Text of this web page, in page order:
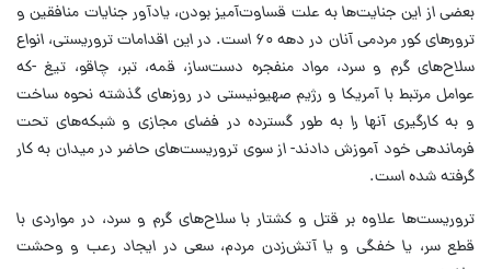
بعضی از این جنایت‌ها به علت قساوت‌آمیز بودن، یادآور جنایات منافقین و
ترورهای کور مردمی آنان در دهه ۶۰ است. در این اقدامات تروریستی، انواع
سلاح‌های گرم و سرد، مواد منفجره دست‌ساز، قمه، تبر، چاقو، تیغ -که
عوامل مرتبط با آمریکا و رژیم صهیونیستی در روزهای گذشته نحوه ساخت
و به کارگیری آنها را به طور گسترده در فضای مجازی و شبکه‌های تحت
فرماندهی خود آموزش دادند- از سوی تروریست‌های حاضر در میدان به کار
گرفته شده است.
تروریست‌ها علاوه بر قتل و کشتار با سلاح‌های گرم و سرد، در مواردی با
قطع سر، یا خفگی و یا آتش‌زدن مردم، سعی در ایجاد رعب و وحشت‌